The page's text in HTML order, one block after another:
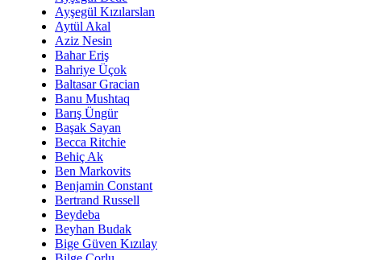
Ayşegül Kızılarslan
Aytül Akal
Aziz Nesin
Bahar Eriş
Bahriye Üçok
Baltasar Gracian
Banu Mushtaq
Barış Üngür
Başak Sayan
Becca Ritchie
Behiç Ak
Ben Markovits
Benjamin Constant
Bertrand Russell
Beydeba
Beyhan Budak
Bige Güven Kızılay